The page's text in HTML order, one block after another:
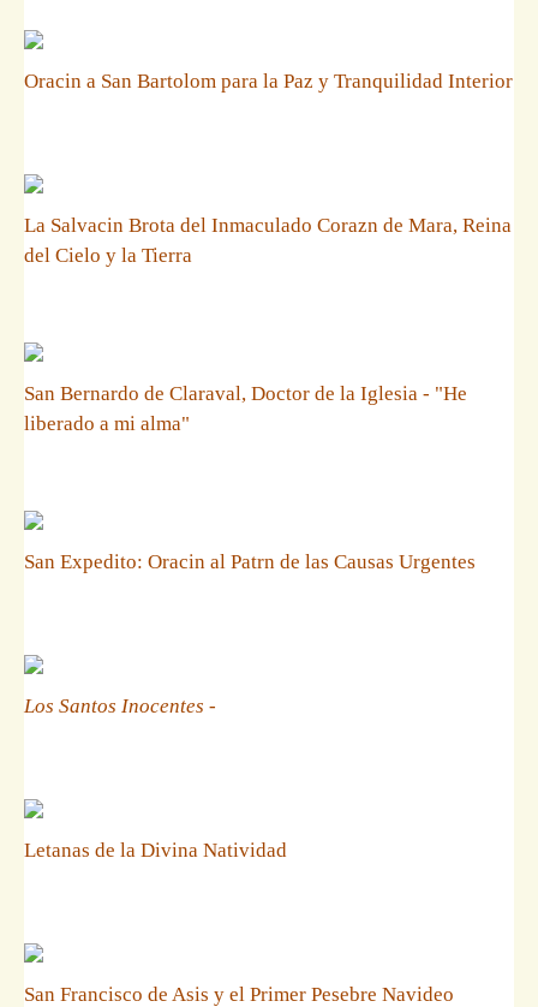
Oracin a San Bartolom para la Paz y Tranquilidad Interior
La Salvacin Brota del Inmaculado Corazn de Mara, Reina
del Cielo y la Tierra
San Bernardo de Claraval, Doctor de la Iglesia - "He
liberado a mi alma"
San Expedito: Oracin al Patrn de las Causas Urgentes
Los Santos Inocentes -
Letanas de la Divina Natividad
San Francisco de Asis y el Primer Pesebre Navideo